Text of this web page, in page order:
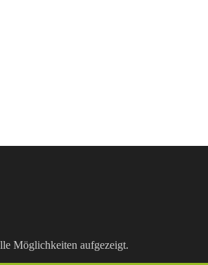
Möglichkeiten aufgezeigt.